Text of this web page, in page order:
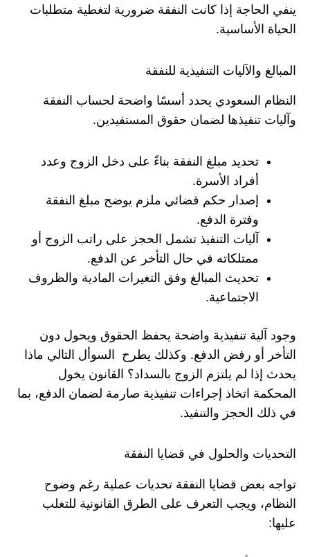
ينفي الحاجة إذا كانت النفقة ضرورية لتغطية متطلبات
الحياة الأساسية.
المبالغ والآليات التنفيذية للنفقة
النظام السعودي يحدد أسسًا واضحة لحساب النفقة
وآليات تنفيذها لضمان حقوق المستفيدين.
تحديد مبلغ النفقة بناءً على دخل الزوج وعدد
أفراد الأسرة.
إصدار حكم قضائي ملزم يوضح مبلغ النفقة
وفترة الدفع.
آليات التنفيذ تشمل الحجز على راتب الزوج أو
ممتلكاته في حال التأخر عن الدفع.
تحديث المبالغ وفق التغيرات المادية والظروف
الاجتماعية.
وجود آلية تنفيذية واضحة يحفظ الحقوق ويحول دون
التأخر أو رفض الدفع. وكذلك يطرح السوأل التالي ماذا
يحدث إذا لم يلتزم الزوج بالسداد؟ القانون يخول
المحكمة اتخاذ إجراءات تنفيذية صارمة لضمان الدفع، بما
في ذلك الحجز والتنفيذ.
التحديات والحلول في قضايا النفقة
تواجه بعض قضايا النفقة تحديات عملية رغم وضوح
النظام، ويجب التعرف على الطرق القانونية للتغلب
عليها: